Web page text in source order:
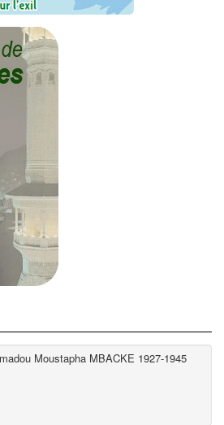
Moustapha MBACKE 1927-1945